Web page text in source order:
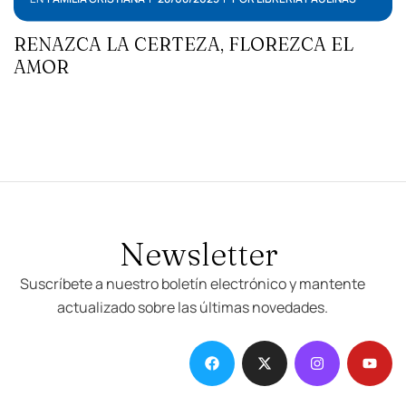
RENAZCA LA CERTEZA, FLOREZCA EL
AMOR
Newsletter
Suscríbete a nuestro boletín electrónico y mantente
actualizado sobre las últimas novedades.